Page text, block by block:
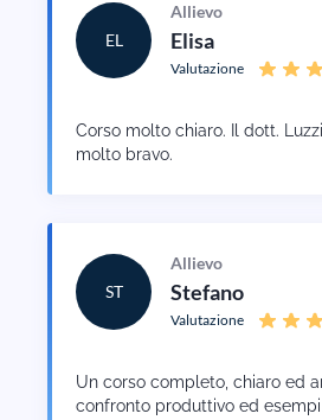
EL
Allievo
Elisa
Valutazione
Corso molto chiaro. Il dott.
molto bravo.
ST
Allievo
Stefano
Valutazione
Un corso completo, chiaro ed
confronto produttivo ed